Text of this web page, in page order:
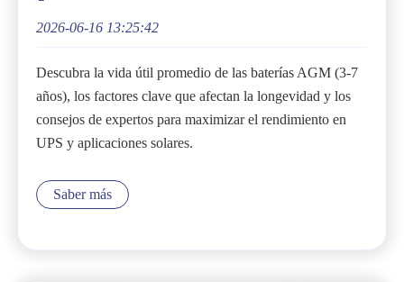
2026-06-16 13:25:42
Descubra la vida útil promedio de las baterías AGM (3-7
años), los factores clave que afectan la longevidad y los
consejos de expertos para maximizar el rendimiento en
UPS y aplicaciones solares.
Saber más